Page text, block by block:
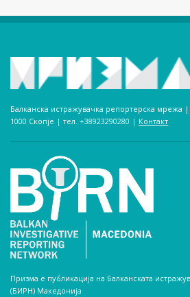
Балканска истражувачка репортерска мрежа
1000 Скопје | тел. +38923290280­ | Контакт
Призма е публикација на Балканската
(БИРН) Македонија